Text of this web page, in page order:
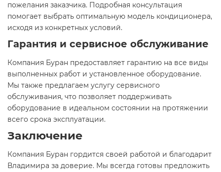
пожелания заказчика. Подробная консультация
помогает выбрать оптимальную модель кондиционера,
исходя из конкретных условий.
Гарантия и сервисное обслуживание
Компания Буран предоставляет гарантию на все виды
выполненных работ и установленное оборудование.
Мы также предлагаем услугу сервисного
обслуживания, что позволяет поддерживать
оборудование в идеальном состоянии на протяжении
всего срока эксплуатации.
Заключение
Компания Буран гордится своей работой и благодарит
Владимира за доверие. Мы всегда готовы предложить